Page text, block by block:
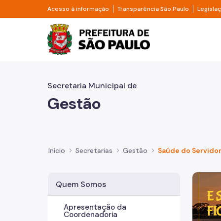
Pular para o Conteúdo principal
Acesso à informação Divisor de acesso à informação
Transparência São Paulo Divisor
Prefeitura de São
Secretaria Municipal de
Gestão
Início Secretarias Gestão Saúde do Servidor
Quem Somos
Apresentação da
Coordenadoria